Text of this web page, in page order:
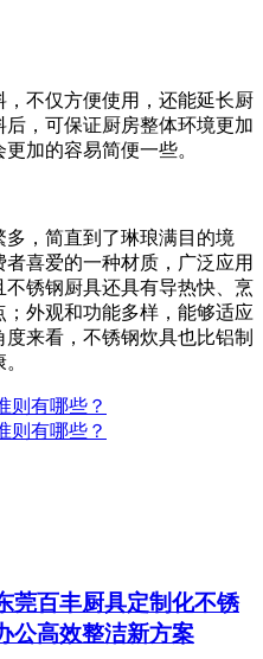
不仅方便使用，还能延长厨
，可保证厨房整体环境更加
加的容易简便一些。
，简直到了琳琅满目的境
喜爱的一种材质，广泛应用
锈钢厨具还具有导热快、烹
外观和功能多样，能够适应
来看，不锈钢炊具也比铝制
则有哪些？
则有哪些？
莞百丰厨具定制化不锈
公高效整洁新方案